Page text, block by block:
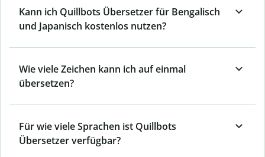
Kann ich Quillbots Übersetzer für Bengalisch
und Japanisch kostenlos nutzen?
Wie viele Zeichen kann ich auf einmal
übersetzen?
Für wie viele Sprachen ist Quillbots
Übersetzer verfügbar?